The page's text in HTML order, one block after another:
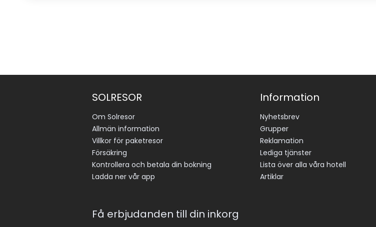
SOLRESOR
Om Solresor
Allmän information
Villkor för paketresor
Försäkring
Kontrollera och betala din bokning
Ladda ner vår app
Information
Nyhetsbrev
Grupper
Reklamation
Lediga tjänster
Lista över alla våra hotell
Artiklar
Få erbjudanden till din inkorg